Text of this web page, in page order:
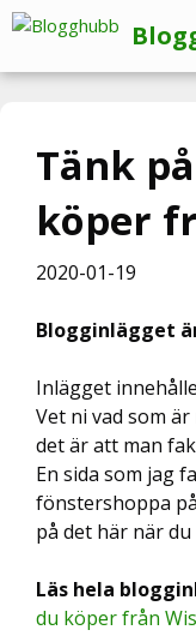
Hoppa
innehåll
Tänk
köper
2020-01-19
Blogginlägget
Inlägget
Vet ni vad som
det är att man
En sida som jag
fönstershoppa
på det här när
Läs hela
du köper från